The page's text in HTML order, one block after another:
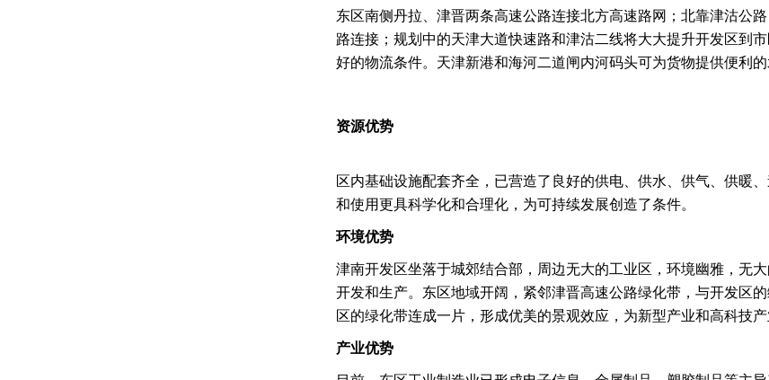
东区南侧丹拉、津晋两条高速公路连接北方高速路网；北靠津沽公
路连接；规划中的天津大道快速路和津沽二线将大大提升开发区到
好的物流条件。 天津新港和海河二道闸内河码头可为货物提供便利的
资源优势
区内基础设施配套齐全，已营造了良好的供电、供水、供气、供暖
和使用更具科学化和合理化，为可持续发展创造了条件。
环境优势
津南开发区坐落于城郊结合部，周边无大的工业区，环境幽雅，无
开发和生产。东区地域开阔，紧邻津晋高速公路绿化带，与开发区
区的绿化带连成一片，形成优美的景观效应，为新型产业和高科技产
产业优势